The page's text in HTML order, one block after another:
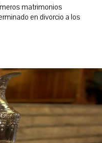
matrimonios
en divorcio a los